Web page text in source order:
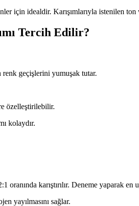
için idealdir. Karışımlarıyla istenilen ton
Tercih Edilir?
renk geçişlerini yumuşak tutar.
özelleştirilebilir.
kolaydır.
karıştırılır. Deneme yaparak
yayılmasını sağlar.